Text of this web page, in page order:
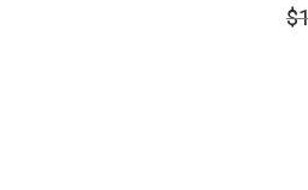
$